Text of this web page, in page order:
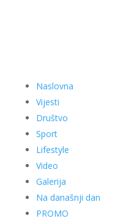
Naslovna
Vijesti
Društvo
Sport
Lifestyle
Video
Galerija
Na današnji dan
PROMO